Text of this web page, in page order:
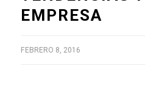
EMPRESA
FEBRERO 8, 2016